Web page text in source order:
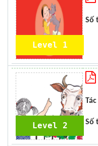
Level 1
Số
Level 2 Số